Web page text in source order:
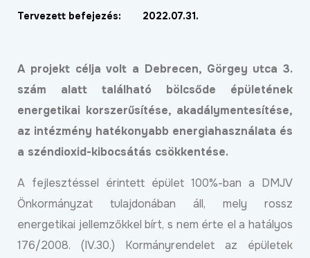
Tervezett befejezés:
2022.07.31.
A projekt célja volt a Debrecen, Görgey utca 3.
szám alatt található bölcsőde épületének
energetikai korszerűsítése, akadálymentesítése,
az intézmény hatékonyabb energiahasználata és
a széndioxid-kibocsátás csökkentése.
A fejlesztéssel érintett épület 100%-ban a DMJV
Önkormányzat tulajdonában áll, mely rossz
energetikai jellemzőkkel bírt, s nem érte el a hatályos
176/2008. (IV.30.) Kormányrendelet az épületek